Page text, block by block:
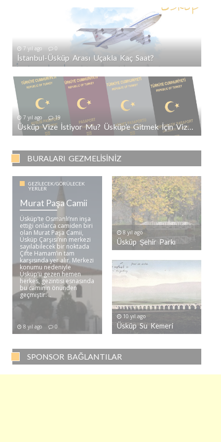
7 yıl ago 0
İstanbul-Üsküp Arası Uçakla Kaç Saat?
7 yıl ago 19
Üsküp Vize İstiyor Mu? Üsküp’e Gitmek İçin Vize Gerekli Mi?
BURALARI GEZMELISINIZ
GEZILECEK/GÖRÜLECEK
YERLER
Murat Paşa Camii
Üsküp’te Osmanlı’nın inşa
ettiği onlarca camiden biri
olan Murat Paşa Camii,
Üsküp Çarşısı’nın merkezi
sayılabilecek bir noktada
Çifte Hamam’ın tam
karşısında yer alır. Merkezi
konumu nedeniyle
Üsküp’ü gezen hemen
herkes, gezintisi esnasında
bu caminin önünden
geçmiştir. ..
8 yıl ago 0
8 yıl ago
Üsküp Şehir Parkı
10 yıl ago
Üsküp Su Kemeri
SPONSOR BAĞLANTILAR